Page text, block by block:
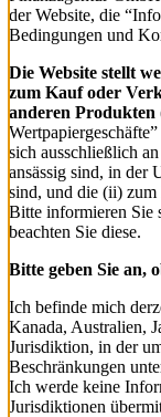
der Website, die
Bedingungen und
Die Website stellt
zum Kauf oder
anderen Produkten
sich ausschließlich
ansässig sind, in der
sind, und die (ii)
Bitte informieren Sie
beachten Sie diese.
Bitte geben Sie an,
Ich befinde mich
Kanada, Australien,
Jurisdiktion, in der
Beschränkungen
Ich werde keine
Jurisdiktionen